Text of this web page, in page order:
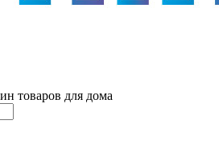
товаров для дома